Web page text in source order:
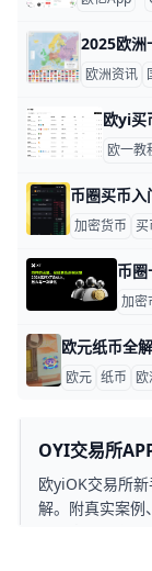
欧洲资讯
欧一教
加密货币 买
加密
欧元 纸币
OYI交易所
金！
欧yiOK交易所
解。附真实案例